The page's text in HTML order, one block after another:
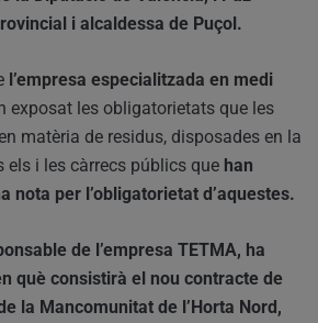
i alcaldessa de Puçol.
l’empresa especialitzada en medi
exposat les obligatorietats que les
matèria de residus, disposades en la
i les càrrecs públics que han
nota per l’obligatorietat d’aquestes.
de l’empresa TETMA, ha
què consistirà el nou contracte de
la Mancomunitat de l’Horta Nord,